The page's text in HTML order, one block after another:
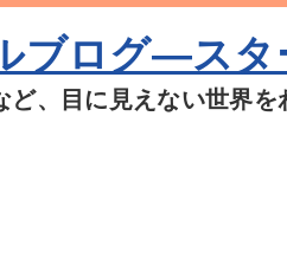
ブログ―スタ
、目に見えない世界